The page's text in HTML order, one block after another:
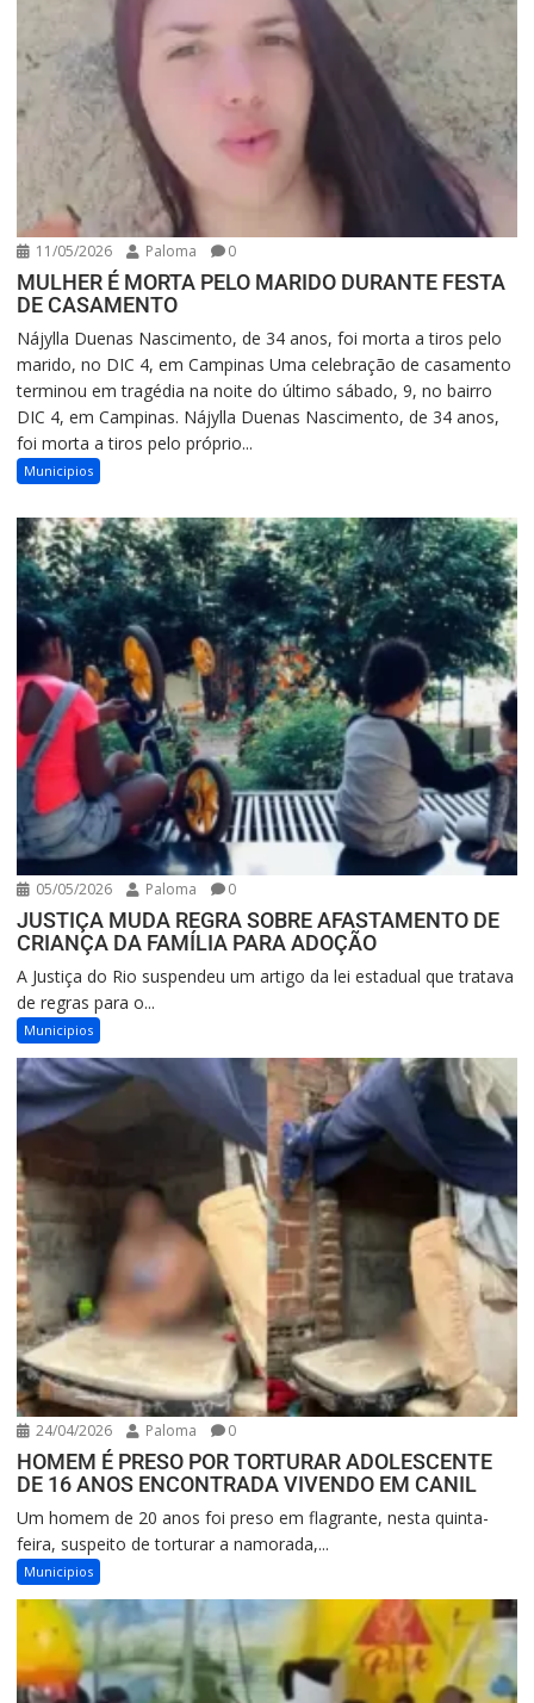
11/05/2026 Paloma 0
MULHER É MORTA PELO MARIDO DURANTE FESTA
DE CASAMENTO
Nájylla Duenas Nascimento, de 34 anos, foi morta a tiros pelo
marido, no DIC 4, em Campinas Uma celebração de casamento
terminou em tragédia na noite do último sábado, 9, no bairro
DIC 4, em Campinas. Nájylla Duenas Nascimento, de 34 anos,
foi morta a tiros pelo próprio...
Municipios
05/05/2026 Paloma 0
JUSTIÇA MUDA REGRA SOBRE AFASTAMENTO DE
CRIANÇA DA FAMÍLIA PARA ADOÇÃO
A Justiça do Rio suspendeu um artigo da lei estadual que tratava
de regras para o...
Municipios
24/04/2026 Paloma 0
HOMEM É PRESO POR TORTURAR ADOLESCENTE
DE 16 ANOS ENCONTRADA VIVENDO EM CANIL
Um homem de 20 anos foi preso em flagrante, nesta quinta-
feira, suspeito de torturar a namorada,...
Municipios